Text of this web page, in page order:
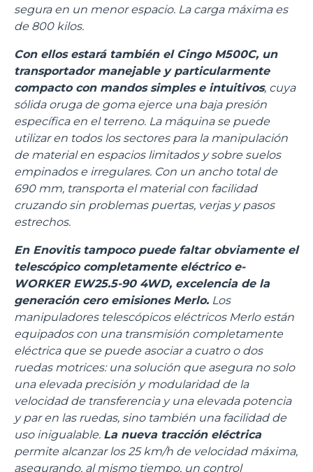
segura en un menor espacio. La carga máxima es
de 800 kilos.
Con ellos estará también el Cingo M500C, un
transportador manejable y particularmente
compacto con mandos simples e intuitivos, cuya
sólida oruga de goma ejerce una baja presión
específica en el terreno. La máquina se puede
utilizar en todos los sectores para la manipulación
de material en espacios limitados y sobre suelos
empinados e irregulares. Con un ancho total de
690 mm, transporta el material con facilidad
cruzando sin problemas puertas, verjas y pasos
estrechos.
En Enovitis tampoco puede faltar obviamente el
telescópico completamente eléctrico e-
WORKER EW25.5-90 4WD, excelencia de la
generación cero emisiones Merlo. Los
manipuladores telescópicos eléctricos Merlo están
equipados con una transmisión completamente
eléctrica que se puede asociar a cuatro o dos
ruedas motrices: una solución que asegura no solo
una elevada precisión y modularidad de la
velocidad de transferencia y una elevada potencia
y par en las ruedas, sino también una facilidad de
uso inigualable. La nueva tracción eléctrica
permite alcanzar los 25 km/h de velocidad máxima,
asegurando, al mismo tiempo, un control